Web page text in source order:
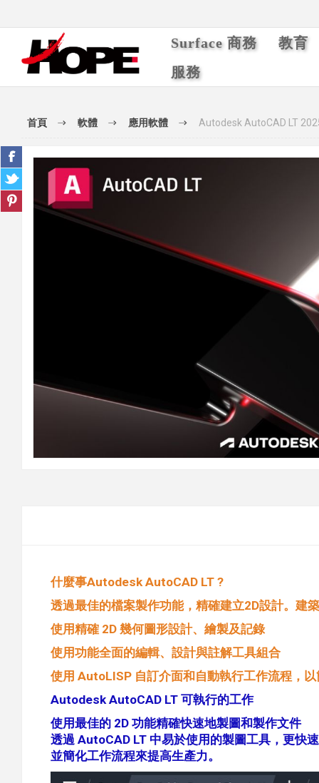
Surface 商務
教育
服務
首頁 軟體 應用軟體 Autodesk AutoCAD LT
什麼事Autodesk AutoCAD LT ?
透過最佳的檔案製作功能，精確建立2D設計。建
使用精確 2D 幾何圖形設計、繪製及記錄
使用功能全面的編輯、設計與註解工具組合
使用 AutoLISP 自訂介面和自動執行工作流程，
Autodesk AutoCAD LT 可執行的工作
使用最佳的 2D 功能精確快速地製圖和製作文件
透過 AutoCAD LT 中易於使用的製圖工具，更快
並簡化工作流程來提高生產力。